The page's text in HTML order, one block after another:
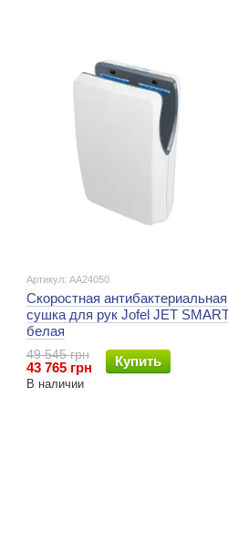
Артикул: AA24050
Скоростная антибактериальная
сушка для рук Jofel JET
белая
49 545 грн
43 765 грн Купить
В наличии